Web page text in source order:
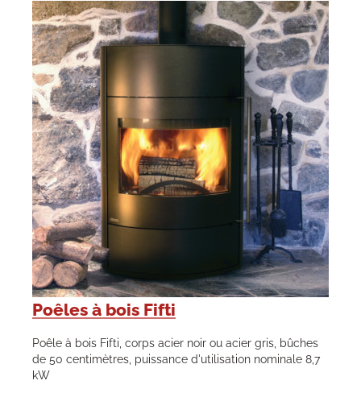
Poêles à bois Fifti
Poêle à bois Fifti, corps acier noir ou acier gris, bûches
de 50 centimètres, puissance d'utilisation nominale 8,7
kW